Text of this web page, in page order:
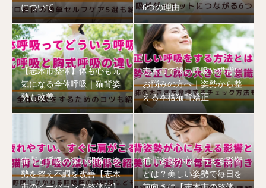
について
6つの理由
【志木市整体】体も心も元
気になる全体呼吸｜猫背姿
勢も改善
志木市で浅い呼吸や猫背に
お悩みの方へ｜姿勢から整
える本格猫背矯正
猫背と呼吸の深い関係！姿
勢を整え不調を改善【志木
猫背姿勢が心に与える影響
とは？美しい姿勢で毎日を